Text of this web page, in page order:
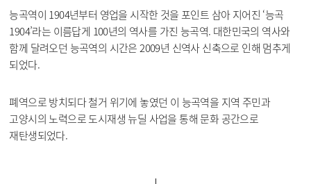
능곡역이 1904년부터 영업을 시작한 것을 포인트 삼아 지어진 ‘능곡
1904’라는 이름답게 100년의 역사를 가진 능곡역. 대한민국의 역사와
함께 달려오던 능곡역의 시간은 2009년 신역사 신축으로 인해 멈추게
되었다.
폐역으로 방치되다 철거 위기에 놓였던 이 능곡역을 지역 주민과
고양시의 노력으로 도시재생 뉴딜 사업을 통해 문화 공간으로
재탄생되었다.